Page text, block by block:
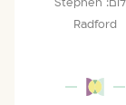
Radford